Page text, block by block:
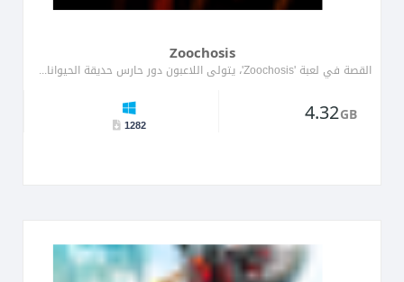
Zoochosis
القصة في لعبة 'Zoochosis'، يتولى اللاعبون دور حارس حديقة الحيوانات الذي يجب أن يدير حديقة حيوانات فوضوية حيث اكتس�...
1282
4.32GB